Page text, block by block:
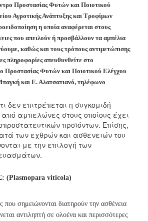
Προστασίας Φυτών και Ποιοτικού
Αγροτικής Ανάπτυξης και Τροφίμων
η οποία αναφέρεται στους
που απειλούν ή προσβάλλουν τα αμπέλια
καθώς και τους τρόπους αντιμετώπισης
πληροφορίες απευθυνθείτε στο
Προστασίας Φυτών και Ποιοτικού Ελέγχου
και Ε. Αλατσατιανό, τηλέφωνο
δεν επιτρέπεται η συγκομιδή
αμπελώνες στους οποίους έχει
προϊόντων. Επίσης,
των εχθρών και ασθενειών του
με την επιλογή των
(Plasmopara viticola)
που σημειώνονται διατηρούν την ασθένεια
αντιληπτή σε ολοένα και περισσότερες